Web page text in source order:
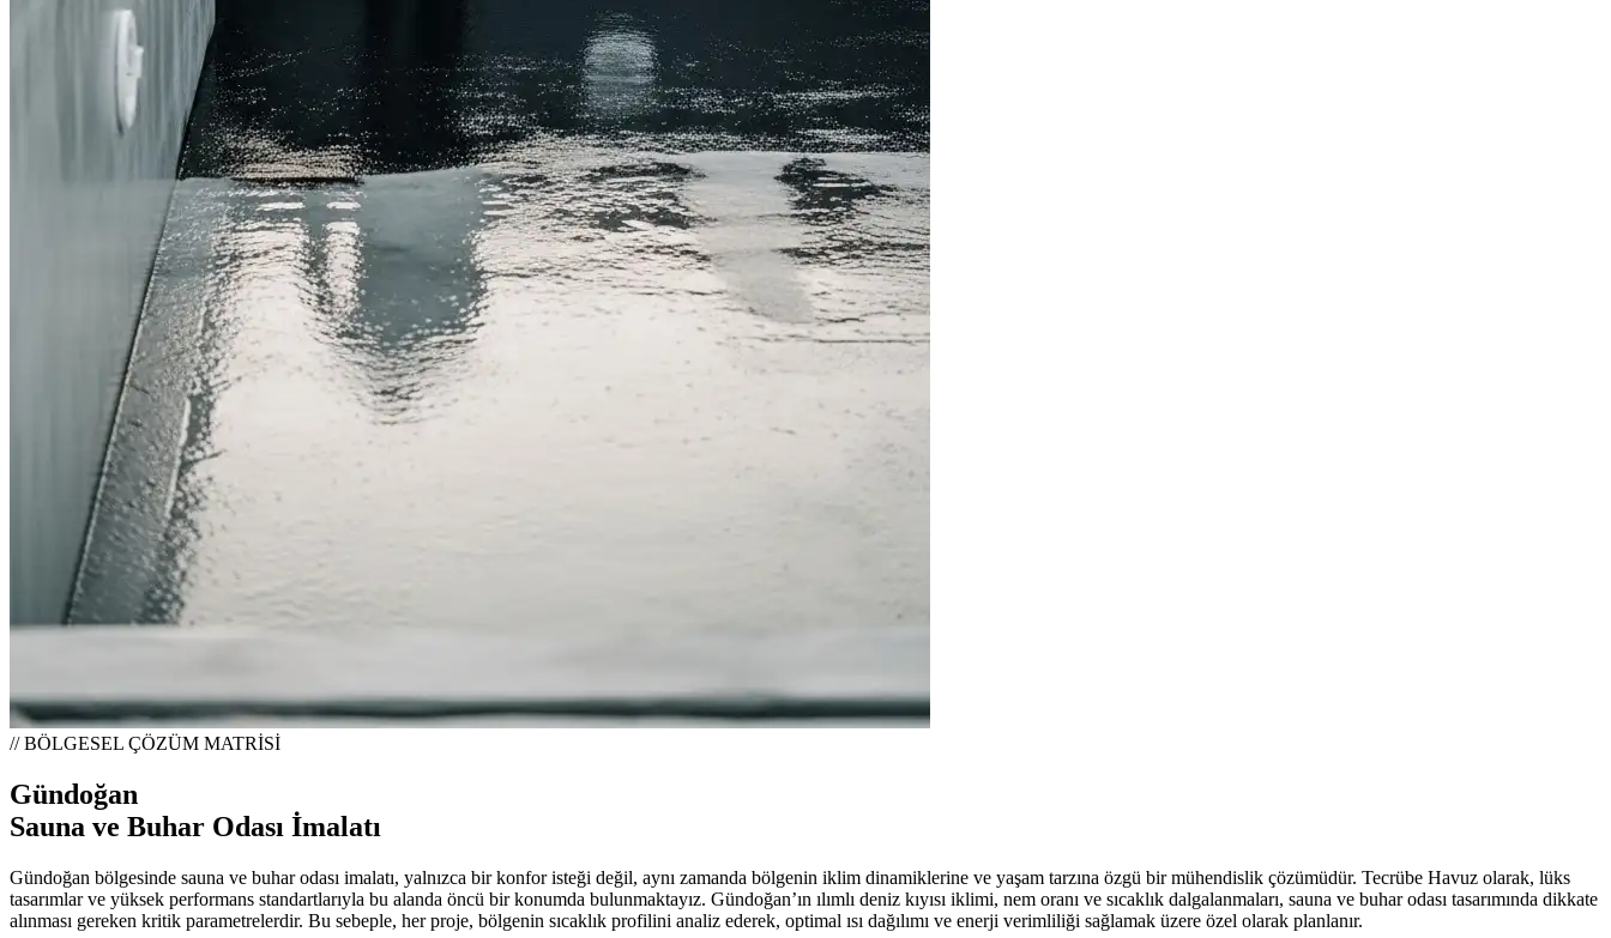
// BÖLGESEL ÇÖZÜM MATRİSİ
Gündoğan
Sauna ve Buhar Odası İmalatı
Gündoğan bölgesinde sauna ve buhar odası imalatı, yalnızca bir konfor isteği değil, aynı zamanda bölgenin iklim dinamiklerine ve yaşam tarzına özgü bir mühendislik çözümüdür. Tecrübe Havuz olarak, lüks
tasarımlar ve yüksek performans standartlarıyla bu alanda öncü bir konumda bulunmaktayız. Gündoğan’ın ılımlı deniz kıyısı iklimi, nem oranı ve sıcaklık dalgalanmaları, sauna ve buhar odası tasarımında dikkate
alınması gereken kritik parametrelerdir. Bu sebeple, her proje, bölgenin sıcaklık profilini analiz ederek, optimal ısı dağılımı ve enerji verimliliği sağlamak üzere özel olarak planlanır.